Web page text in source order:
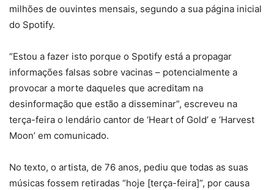
milhões de ouvintes mensais, segundo a sua página inicial
do Spotify.
“Estou a fazer isto porque o Spotify está a propagar
informações falsas sobre vacinas – potencialmente a
provocar a morte daqueles que acreditam na
desinformação que estão a disseminar”, escreveu na
terça-feira o lendário cantor de ‘Heart of Gold’ e ‘Harvest
Moon’ em comunicado.
No texto, o artista, de 76 anos, pediu que todas as suas
músicas fossem retiradas “hoje [terça-feira]”, por causa